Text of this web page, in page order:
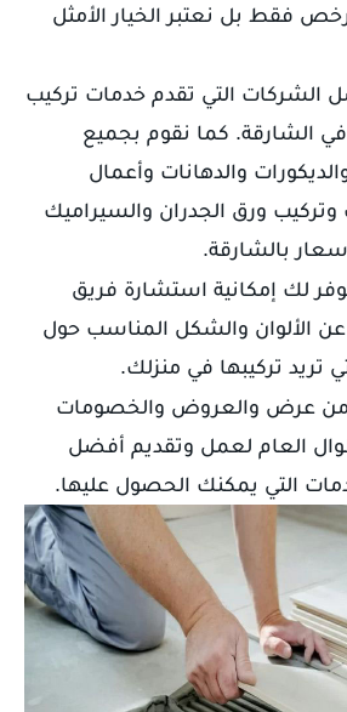
فقط بل نعتبر الخيار الأمثل
الشركات التي تقدم خدمات تركيب
في الشارقة. كما نقوم بجميع
والدهانات وأعمال
وتركيب ورق الجدران والسيراميك
بالشارقة.
لك إمكانية استشارة فريق
عن الألوان والشكل المناسب حول
تريد تركيبها في منزلك.
من عرض والعروض والخصومات
العام لعمل وتقديم أفضل
التي يمكنك الحصول عليها.